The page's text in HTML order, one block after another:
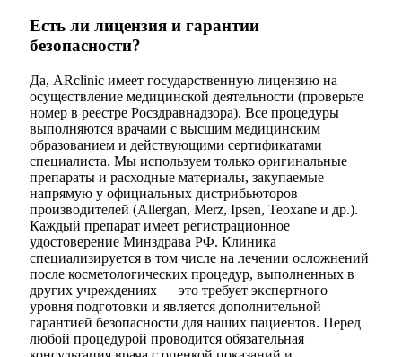
Есть ли лицензия и гарантии
безопасности?
Да, ARclinic имеет государственную лицензию на
осуществление медицинской деятельности (проверьте
номер в реестре Росздравнадзора). Все процедуры
выполняются врачами с высшим медицинским
образованием и действующими сертификатами
специалиста. Мы используем только оригинальные
препараты и расходные материалы, закупаемые
напрямую у официальных дистрибьюторов
производителей (Allergan, Merz, Ipsen, Teoxane и др.).
Каждый препарат имеет регистрационное
удостоверение Минздрава РФ. Клиника
специализируется в том числе на лечении осложнений
после косметологических процедур, выполненных в
других учреждениях — это требует экспертного
уровня подготовки и является дополнительной
гарантией безопасности для наших пациентов. Перед
любой процедурой проводится обязательная